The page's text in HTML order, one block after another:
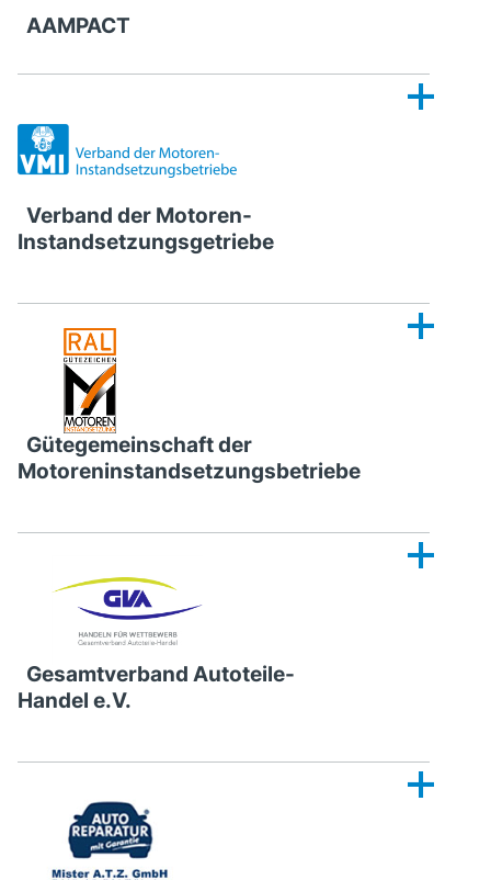
AAMPACT
Verband der Motoren-
Instandsetzungsgetriebe
Gütegemeinschaft der
Motoreninstandsetzungsbetriebe
Gesamtverband Autoteile-
Handel e.V.